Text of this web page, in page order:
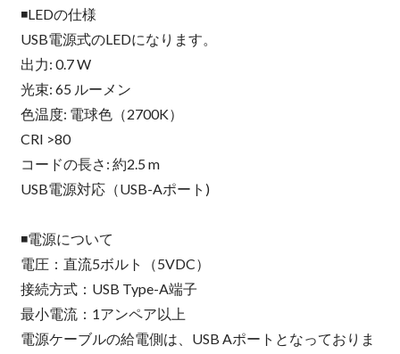
◾️LEDの仕様
USB電源式のLEDになります。
出力: 0.7 W
光束: 65 ルーメン
色温度: 電球色（2700K）
CRI >80
コードの長さ: 約2.5 m
USB電源対応（USB-Aポート)
◾️電源について
電圧：直流5ボルト（5VDC）
接続方式：USB Type-A端子
最小電流：1アンペア以上
電源ケーブルの給電側は、USB Aポートとなっておりま